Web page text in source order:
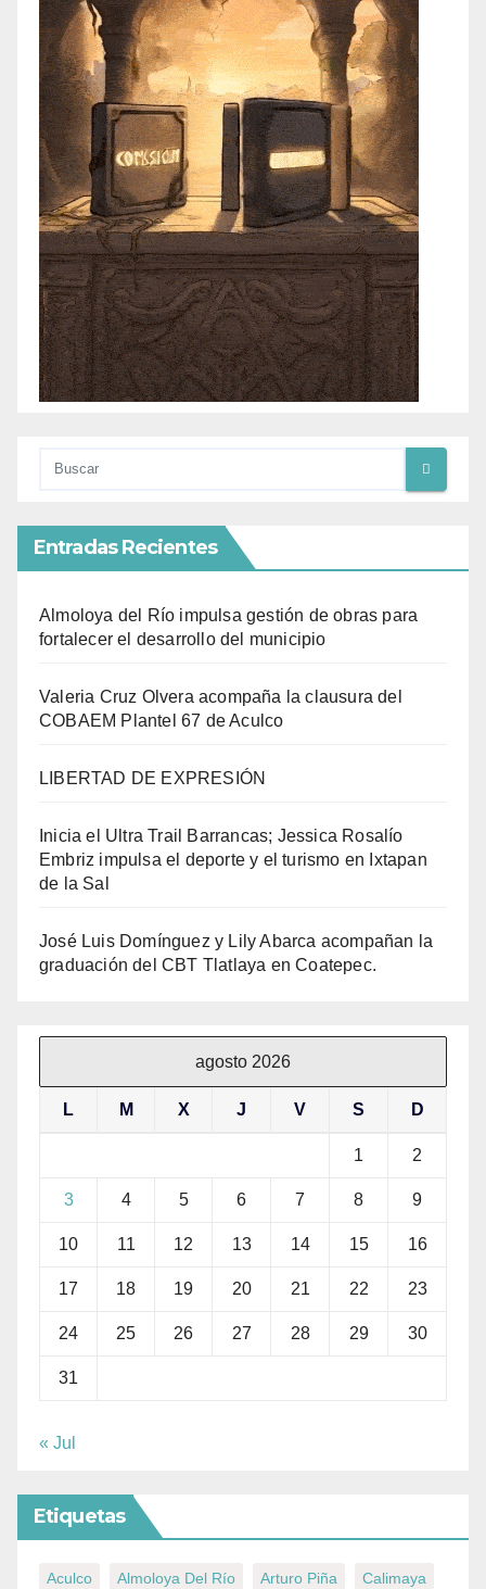
Entradas Recientes
Almoloya del Río impulsa gestión de obras para
fortalecer el desarrollo del municipio
Valeria Cruz Olvera acompaña la clausura del
COBAEM Plantel 67 de Aculco
LIBERTAD DE EXPRESIÓN
Inicia el Ultra Trail Barrancas; Jessica Rosalío
Embriz impulsa el deporte y el turismo en Ixtapan
de la Sal
José Luis Domínguez y Lily Abarca acompañan la
graduación del CBT Tlatlaya en Coatepec.
agosto 2026
L M X J V S D
1 2
3 4 5 6 7 8 9
10 11 12 13 14 15 16
17 18 19 20 21 22 23
24 25 26 27 28 29 30
31
« Jul
Etiquetas
Aculco Almoloya Del Río Arturo Piña Calimaya